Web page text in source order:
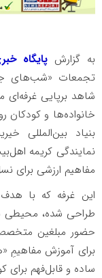
به گزارش پایگاه
شاهد برپایی غرفه‌ای
خانواده‌ها و
بنیاد بین‌المللی
نمایندگی کریمه
مفاهیم ارزشی برای
این غرفه که با
طراحی شده، محیطی
حضور مبلغین
برای آموزش مفاهیمِ
ساده و قابل‌فهم برای